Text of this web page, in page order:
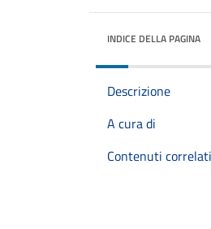
INDICE DELLA PAGINA
Descrizione
A cura di
Contenuti correlati